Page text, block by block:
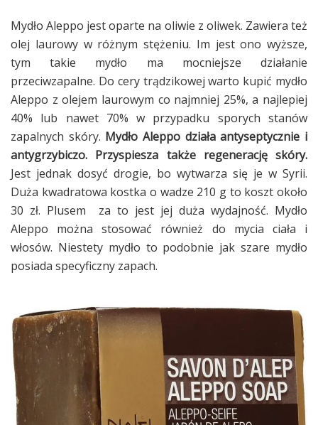
Mydło Aleppo jest oparte na oliwie z oliwek. Zawiera też
olej laurowy w różnym stężeniu. Im jest ono wyższe,
tym takie mydło ma mocniejsze działanie
przeciwzapalne. Do cery trądzikowej warto kupić mydło
Aleppo z olejem laurowym co najmniej 25%, a najlepiej
40% lub nawet 70% w przypadku sporych stanów
zapalnych skóry. Mydło Aleppo działa antyseptycznie i
antygrzybiczo. Przyspiesza także regenerację skóry.
Jest jednak dosyć drogie, bo wytwarza się je w Syrii.
Duża kwadratowa kostka o wadze 210 g to koszt około
30 zł. Plusem za to jest jej duża wydajność. Mydło
Aleppo można stosować również do mycia ciała i
włosów. Niestety mydło to podobnie jak szare mydło
posiada specyficzny zapach.